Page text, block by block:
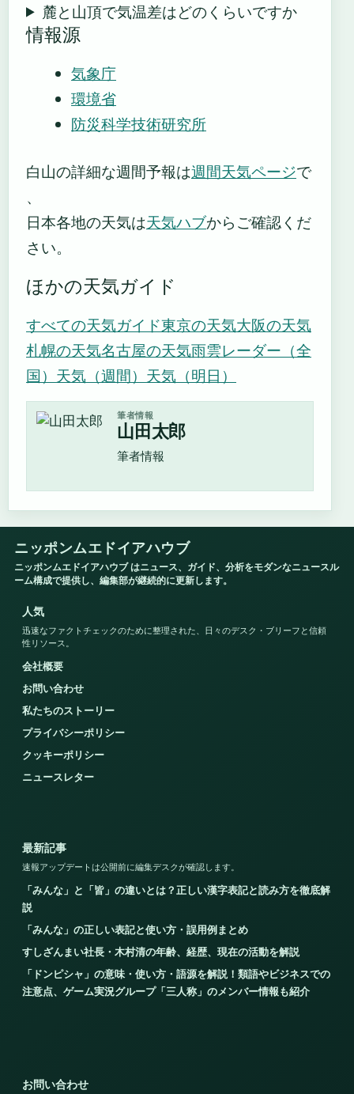
麓と山頂で気温差はどのくらいですか
情報源
気象庁
環境省
防災科学技術研究所
白山の詳細な週間予報は週間天気ページで
、
日本各地の天気は天気ハブからご確認くだ
さい。
ほかの天気ガイド
すべての天気ガイド東京の天気大阪の天気
札幌の天気名古屋の天気雨雲レーダー（全
国） 天気（週間） 天気（明日）
筆者情報
山田太郎
筆者情報
ニッポンムエドイアハウブ
ニッポンムエドイアハウブ はニュース、ガイド、分析をモダンなニュースル
ーム構成で提供し、編集部が継続的に更新します。
人気
迅速なファクトチェックのために整理された、日々のデスク・ブリーフと信頼
性リソース。
会社概要
お問い合わせ
私たちのストーリー
プライバシーポリシー
クッキーポリシー
ニュースレター
最新記事
速報アップデートは公開前に編集デスクが確認します。
「みんな」と「皆」の違いとは？正しい漢字表記と読み方を徹底解
説
「みんな」の正しい表記と使い方・誤用例まとめ
すしざんまい社長・木村清の年齢、経歴、現在の活動を解説
「ドンピシャ」の意味・使い方・語源を解説！類語やビジネスでの
注意点、ゲーム実況グループ「三人称」のメンバー情報も紹介
お問い合わせ